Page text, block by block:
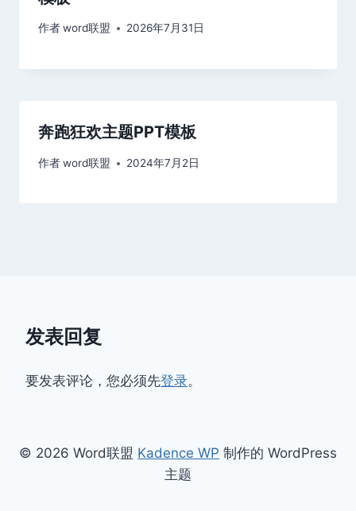
作者word联盟 2026年7月31日
奔跑狂欢主题PPT模板
作者word联盟 2024年7月2日
发表回复
要发表评论，您必须先登录。
© 2026 Word联盟 Kadence WP 制作的 WordPress
主题